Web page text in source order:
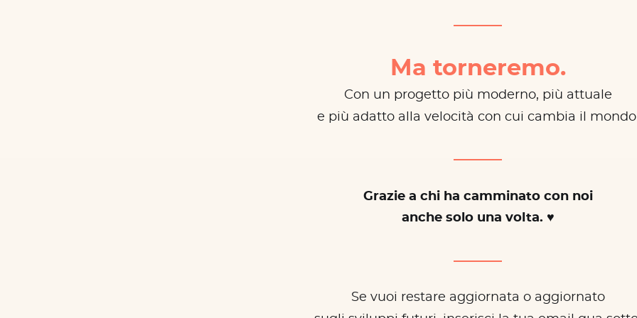
Ma torneremo.
Con un progetto più moderno, più attuale
e più adatto alla velocità con cui cambia il
Grazie a chi ha camminato con noi
anche solo una volta. ♥
Se vuoi restare aggiornata o aggiornato